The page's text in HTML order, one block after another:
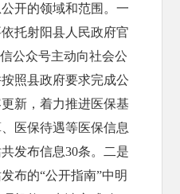
开的领域和范围。一
托射阳县人民政府官
公众号主动向社会公
照县政府要求完成公
新，着力推进医保基
医保待遇等医保信息
发布信息30条。二是
布的“公开指南”中明